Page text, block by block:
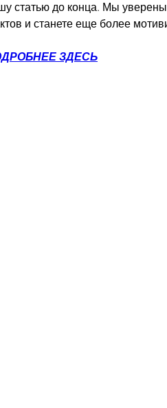
статью до конца. Мы
и станете еще более
ЗДЕСЬ